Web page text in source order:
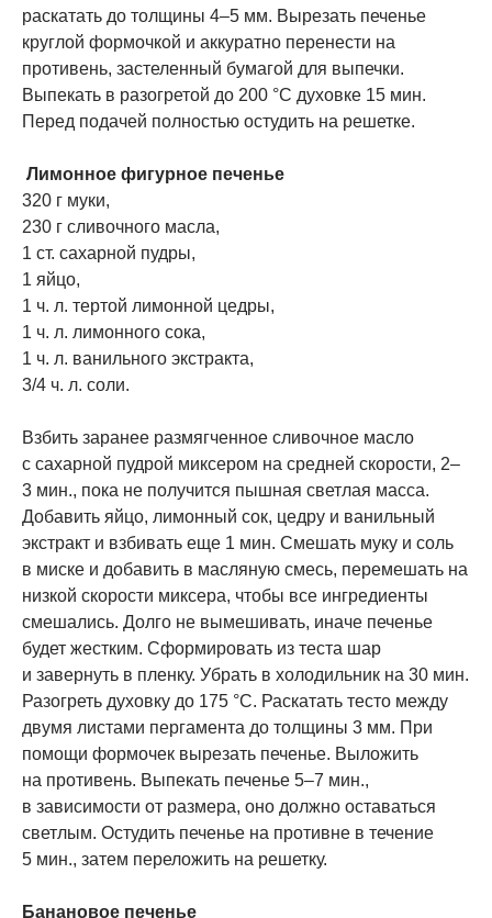
раскатать до толщины 4–5 мм. Вырезать печенье
круглой формочкой и аккуратно перенести на
противень, застеленный бумагой для выпечки.
Выпекать в разогретой до 200 °С духовке 15 мин.
Перед подачей полностью остудить на решетке.
Лимонное фигурное печенье
320 г муки,
230 г сливочного масла,
1 ст. сахарной пудры,
1 яйцо,
1 ч. л. тертой лимонной цедры,
1 ч. л. лимонного сока,
1 ч. л. ванильного экстракта,
3/4 ч. л. соли.
Взбить заранее размягченное сливочное масло
с сахарной пудрой миксером на средней скорости, 2–
3 мин., пока не получится пышная светлая масса.
Добавить яйцо, лимонный сок, цедру и ванильный
экстракт и взбивать еще 1 мин. Смешать муку и соль
в миске и добавить в масляную смесь, перемешать на
низкой скорости миксера, чтобы все ингредиенты
смешались. Долго не вымешивать, иначе печенье
будет жестким. Сформировать из теста шар
и завернуть в пленку. Убрать в холодильник на 30 мин.
Разогреть духовку до 175 °C. Раскатать тесто между
двумя листами пергамента до толщины 3 мм. При
помощи формочек вырезать печенье. Выложить
на противень. Выпекать печенье 5–7 мин.,
в зависимости от размера, оно должно оставаться
светлым. Остудить печенье на противне в течение
5 мин., затем переложить на решетку.
Банановое печенье